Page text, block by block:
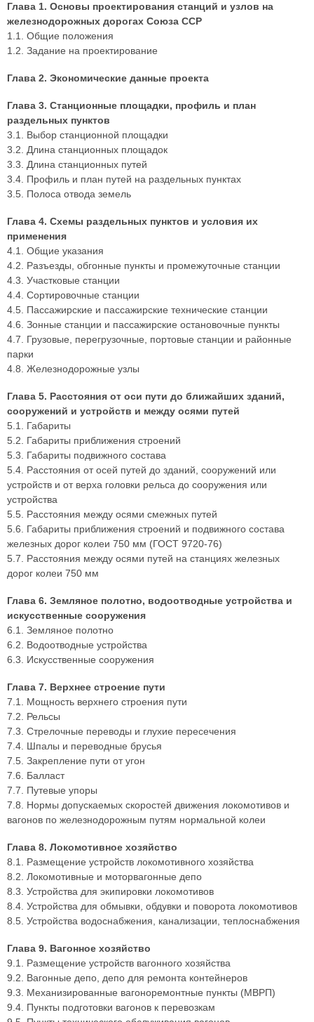
Глава 1. Основы проектирования станций и узлов на
железнодорожных дорогах Союза ССР
1.1. Общие положения
1.2. Задание на проектирование
Глава 2. Экономические данные проекта
Глава 3. Станционные площадки, профиль и план
раздельных пунктов
3.1. Выбор станционной площадки
3.2. Длина станционных площадок
3.3. Длина станционных путей
3.4. Профиль и план путей на раздельных пунктах
3.5. Полоса отвода земель
Глава 4. Схемы раздельных пунктов и условия их
применения
4.1. Общие указания
4.2. Разъезды, обгонные пункты и промежуточные станции
4.3. Участковые станции
4.4. Сортировочные станции
4.5. Пассажирские и пассажирские технические станции
4.6. Зонные станции и пассажирские остановочные пункты
4.7. Грузовые, перегрузочные, портовые станции и районные
парки
4.8. Железнодорожные узлы
Глава 5. Расстояния от оси пути до ближайших зданий,
сооружений и устройств и между осями путей
5.1. Габариты
5.2. Габариты приближения строений
5.3. Габариты подвижного состава
5.4. Расстояния от осей путей до зданий, сооружений или
устройств и от верха головки рельса до сооружения или
устройства
5.5. Расстояния между осями смежных путей
5.6. Габариты приближения строений и подвижного состава
железных дорог колеи 750 мм (ГОСТ 9720-76)
5.7. Расстояния между осями путей на станциях железных
дорог колеи 750 мм
Глава 6. Земляное полотно, водоотводные устройства и
искусственные сооружения
6.1. Земляное полотно
6.2. Водоотводные устройства
6.3. Искусственные сооружения
Глава 7. Верхнее строение пути
7.1. Мощность верхнего строения пути
7.2. Рельсы
7.3. Стрелочные переводы и глухие пересечения
7.4. Шпалы и переводные брусья
7.5. Закрепление пути от угон
7.6. Балласт
7.7. Путевые упоры
7.8. Нормы допускаемых скоростей движения локомотивов и
вагонов по железнодорожным путям нормальной колеи
Глава 8. Локомотивное хозяйство
8.1. Размещение устройств локомотивного хозяйства
8.2. Локомотивные и моторвагонные депо
8.3. Устройства для экипировки локомотивов
8.4. Устройства для обмывки, обдувки и поворота локомотивов
8.5. Устройства водоснабжения, канализации, теплоснабжения
Глава 9. Вагонное хозяйство
9.1. Размещение устройств вагонного хозяйства
9.2. Вагонные депо, депо для ремонта контейнеров
9.3. Механизированные вагоноремонтные пункты (МВРП)
9.4. Пункты подготовки вагонов к перевозкам